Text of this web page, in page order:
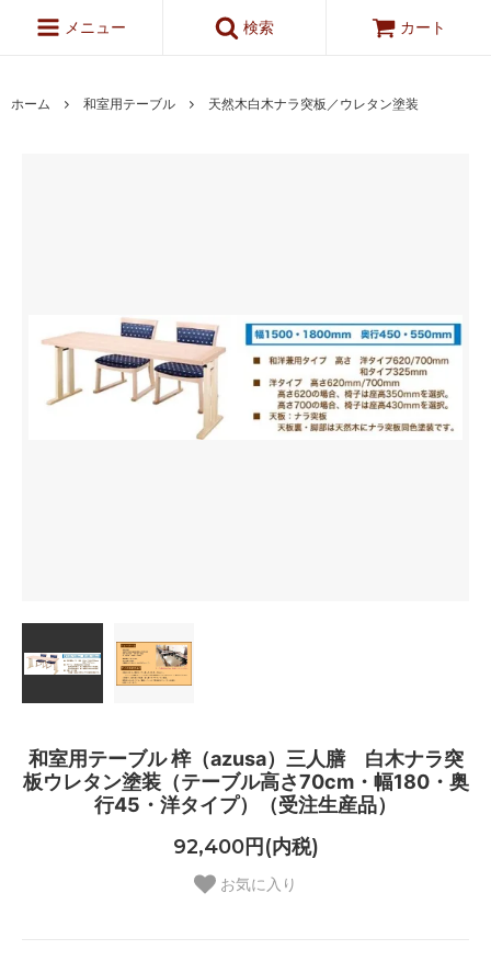
メニュー 検索 カート
ホーム 和室用テーブル 天然木白木ナラ突板／ウレタン塗装
和室用テーブル 梓（azusa）三人膳 白木ナラ突
板ウレタン塗装（テーブル高さ70cm・幅180・奥
行45・洋タイプ）（受注生産品）
92,400円(内税)
お気に入り